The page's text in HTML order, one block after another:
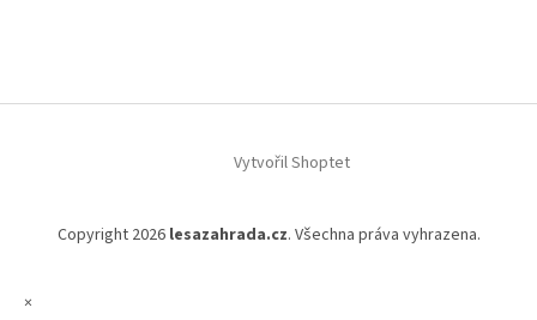
Vytvořil Shoptet
Copyright 2026 lesazahrada.cz. Všechna práva vyhrazena.
×